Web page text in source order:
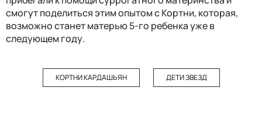
смогут поделиться этим опытом с Кортни, которая,
возможно станет матерью 5-го ребенка уже в
следующем году.
КОРТНИ КАРДАШЬЯН ДЕТИ ЗВЕЗД